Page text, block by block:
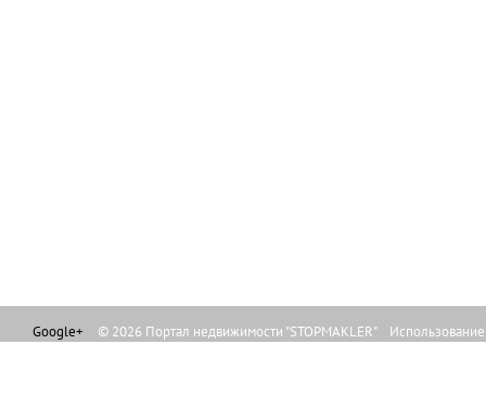
Google+ © 2026 Портал недвижимости "STOPMAKLER"